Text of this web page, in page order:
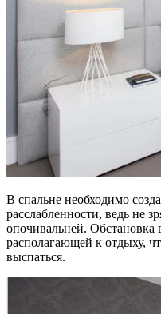
В спальне необходимо
расслабленности, ведь не
опочивальней. Обстановка
располагающей к отдыху,
выспаться.